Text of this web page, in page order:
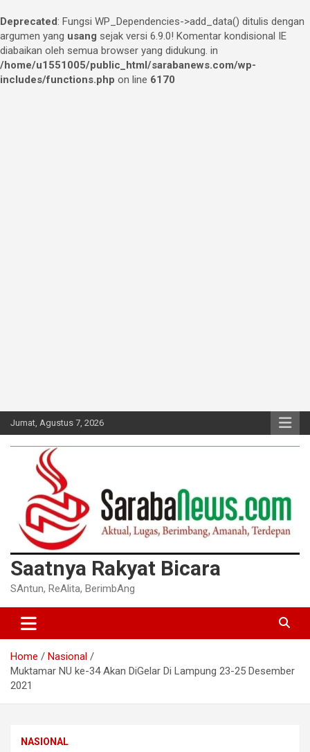
Deprecated: Fungsi WP_Dependencies->add_data() ditulis dengan
argumen yang usang sejak versi 6.9.0! Komentar kondisional IE
diabaikan oleh semua browser yang didukung. in
/home/u1551005/public_html/sarabanews.com/wp-
includes/functions.php on line 6170
Jumat, Agustus 7, 2026
Saatnya Rakyat Bicara
SAntun, ReAlita, BerimbAng
Home
Nasional
Muktamar NU ke-34 Akan DiGelar Di Lampung 23-25 Desember
2021
NASIONAL